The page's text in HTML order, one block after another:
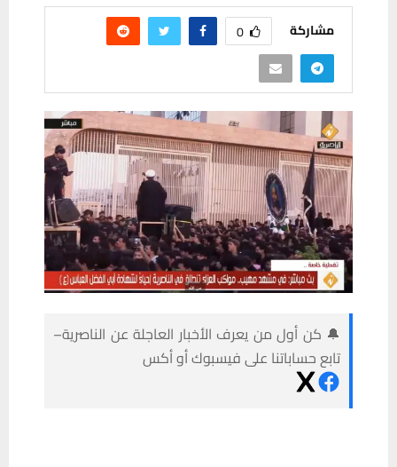
مشاركة 0
🔔 كن أول من يعرف الأخبار العاجلة عن الناصرية–
تابع حساباتنا على فيسبوك أو أكس